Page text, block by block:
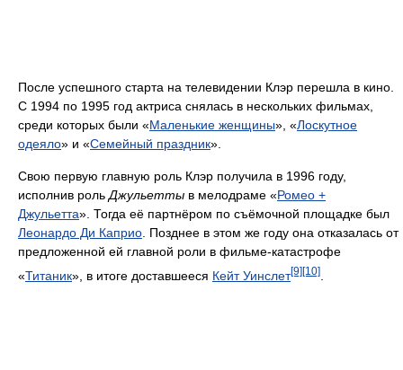
После успешного старта на телевидении Клэр перешла в кино.
С 1994 по 1995 год актриса снялась в нескольких фильмах,
среди которых были «Маленькие женщины», «Лоскутное
одеяло» и «Семейный праздник».
Свою первую главную роль Клэр получила в 1996 году,
исполнив роль Джульетты в мелодраме «Ромео +
Джульетта». Тогда её партнёром по съёмочной площадке был
Леонардо Ди Каприо . Позднее в этом же году она отказалась от
предложенной ей главной роли в фильме-катастрофе
«Титаник», в итоге доставшееся Кейт Уинслет[9][10]